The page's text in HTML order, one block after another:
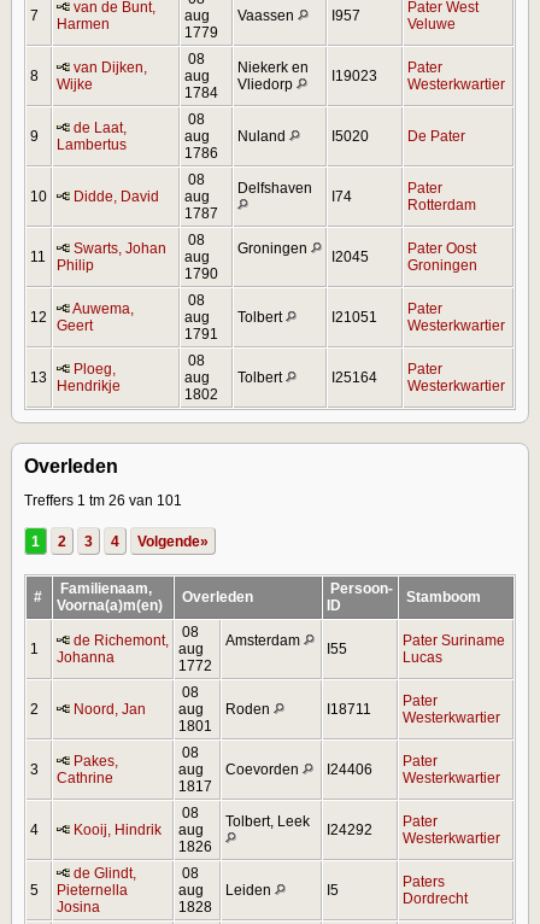
7
van de Bunt,
Harmen
aug
1779
Vaassen I957
Pater West
Veluwe
8
van Dijken,
Wijke
08
aug
1784
Niekerk en
Vliedorp
I19023
Pater
Westerkwartier
9
de Laat,
Lambertus
08
aug
1786
Nuland I5020 De Pater
10 Didde, David
08
aug
1787
Delfshaven I74
Pater
Rotterdam
11
Swarts, Johan
Philip
08
aug
1790
Groningen I2045
Pater Oost
Groningen
12
Auwema,
Geert
08
aug
1791
Tolbert I21051
Pater
Westerkwartier
13
Ploeg,
Hendrikje
08
aug
1802
Tolbert I25164
Pater
Westerkwartier
Overleden
Treffers 1 tm 26 van 101
1 2 3 4 Volgende»
#
Familienaam,
Voorna(a)m(en)
Overleden
Persoon-
ID
Stamboom
1
de Richemont,
Johanna
08
aug
1772
Amsterdam I55
Pater Suriname
Lucas
2 Noord, Jan
08
aug
1801
Roden I18711
Pater
Westerkwartier
3
Pakes,
Cathrine
08
aug
1817
Coevorden I24406
Pater
Westerkwartier
4 Kooij, Hindrik
08
aug
1826
Tolbert, Leek I24292
Pater
Westerkwartier
5
de Glindt,
Pieternella
Josina
08
aug
1828
Leiden I5
Paters
Dordrecht